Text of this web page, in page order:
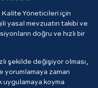
Kalite Yöneticileri için
yasal mevzuatın takibi ve
doğru ve hızlı bir
şekilde değişiyor olması,
yorumlamaya zaman
uygulamaya koyma